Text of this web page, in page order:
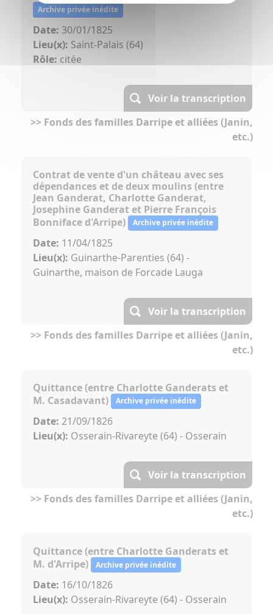
Archive privée inédite
Date: 30/01/1825
Lieu(x): Saint-Palais (64)
Rôle: citée
Voir la transcription
>> Fonds des familles Darripe et alliées (Janin,
etc.)
Contrat de vente d'un château avec ses
dépendances et de deux moulins (entre
Jean Ganderat, Charlotte Ganderat,
Josephine Ganderat et Pierre François
Bonniface d'Arripe)
Archive privée inédite
Date: 11/04/1825
Lieu(x): Guinarthe-Parenties (64) -
Guinarthe, maison de Forcade Lauga
Voir la transcription
>> Fonds des familles Darripe et alliées (Janin,
etc.)
Quittance (entre Charlotte Ganderats et
M. Casadavant)
Archive privée inédite
Date: 21/09/1826
Lieu(x): Osserain-Rivareyte (64) - Osserain
Voir la transcription
>> Fonds des familles Darripe et alliées (Janin,
etc.)
Quittance (entre Charlotte Ganderats et
M. d'Arripe)
Archive privée inédite
Date: 16/10/1826
Lieu(x): Osserain-Rivareyte (64) - Osserain